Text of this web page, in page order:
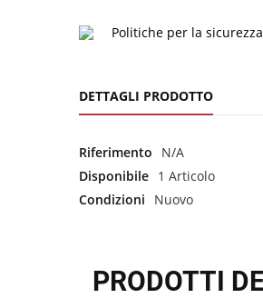
Politiche per la sicurezza
DETTAGLI PRODOTTO
Riferimento
N/A
Disponibile 1 Articolo
Condizioni
Nuovo
PRODOTTI